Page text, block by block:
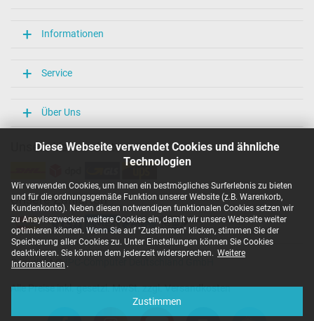
Diese Webseite verwendet Cookies und ähnliche
Technologien
Wir verwenden Cookies, um Ihnen ein bestmögliches Surferlebnis zu bieten
und für die ordnungsgemäße Funktion unserer Website (z.B. Warenkorb,
Kundenkonto). Neben diesen notwendigen funktionalen Cookies setzen wir
zu Anaylsezwecken weitere Cookies ein, damit wir unsere Webseite weiter
optimieren können. Wenn Sie auf "Zustimmen" klicken, stimmen Sie der
Speicherung aller Cookies zu. Unter Einstellungen können Sie Cookies
deaktivieren. Sie können dem jederzeit widersprechen. Weitere
Informationen .
Zustimmen
Weitere Daten
Ja
CE
N
PSE
SEC
Singapore Safety Mark
TÜV Argentina Certificado
TÜV Geprüfte Sicherheit
UKCA
UL Listed
Informationen
Service
Über Uns
Unsere Versandarten
Unsere Zahlarten
Copyright ©
Alle Preise inkl. gesetzl. MwSt. zzgl. Versandkosten